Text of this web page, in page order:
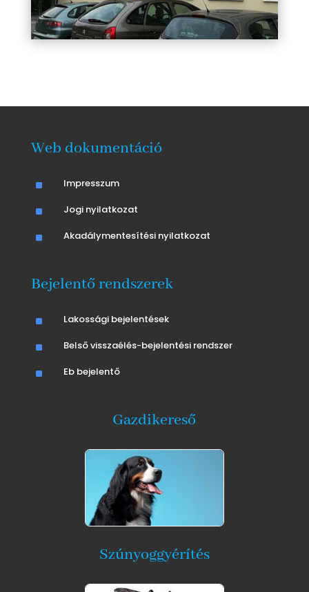
Web dokumentáció
^ Impresszum
^ Jogi nyilatkozat
^ Akadálymentesítési nyilatkozat
Bejelentő rendszerek
^ Lakossági bejelentések
^ Belső visszaélés-bejelentési rendszer
^ Eb bejelentő
Gazdikereső
Szúnyoggyérítés